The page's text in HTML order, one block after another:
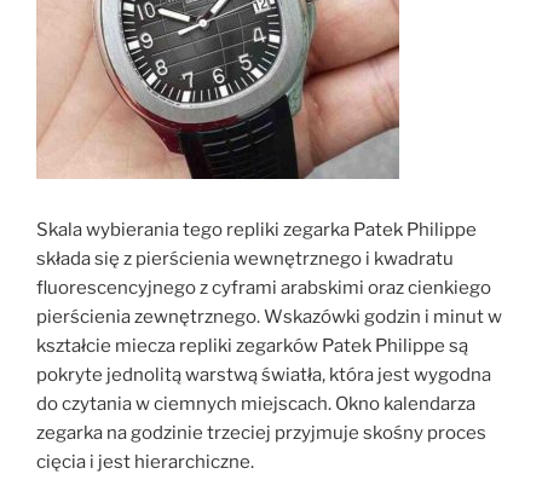
Skala wybierania tego repliki zegarka Patek Philippe
składa się z pierścienia wewnętrznego i kwadratu
fluorescencyjnego z cyframi arabskimi oraz cienkiego
pierścienia zewnętrznego. Wskazówki godzin i minut w
kształcie miecza repliki zegarków Patek Philippe są
pokryte jednolitą warstwą światła, która jest wygodna
do czytania w ciemnych miejscach. Okno kalendarza
zegarka na godzinie trzeciej przyjmuje skośny proces
cięcia i jest hierarchiczne.